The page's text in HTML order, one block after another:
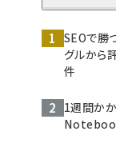
SEOで勝
グルから
件
1週間か